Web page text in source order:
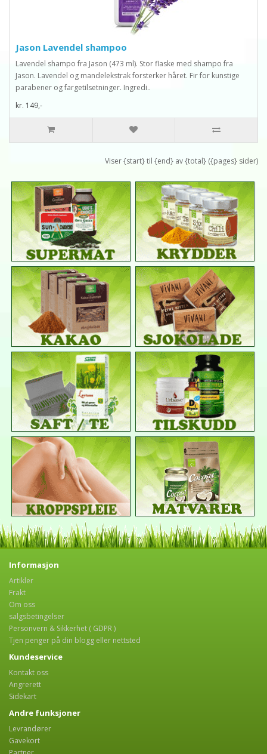
Jason Lavendel shampoo
Lavendel shampo fra Jason (473 ml). Stor flaske med shampo fra
Jason. Lavendel og mandelekstrak forsterker håret. Fir for kunstige
parabener og fargetilsetninger. Ingredi..
kr. 149,-
Viser {start} til {end} av {total} ({pages} sider)
Informasjon
Artikler
Frakt
Om oss
salgsbetingelser
Personvern & Sikkerhet ( GDPR )
Tjen penger på din blogg eller nettsted
Kundeservice
Kontakt oss
Angrerett
Sidekart
Andre funksjoner
Levrandører
Gavekort